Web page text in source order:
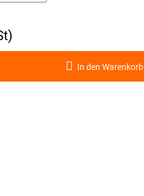
In den Warenkorb